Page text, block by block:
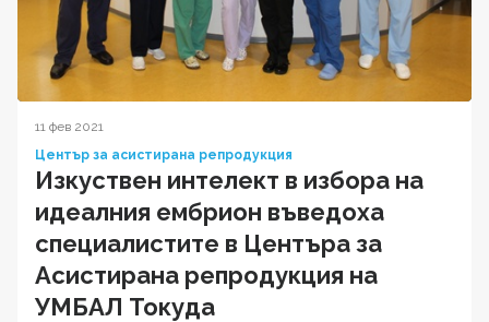
11 фев 2021
Център за асистирана репродукция
Изкуствен интелект в избора на
идеалния ембрион въведоха
специалистите в Центъра за
Асистирана репродукция на
УМБАЛ Токуда